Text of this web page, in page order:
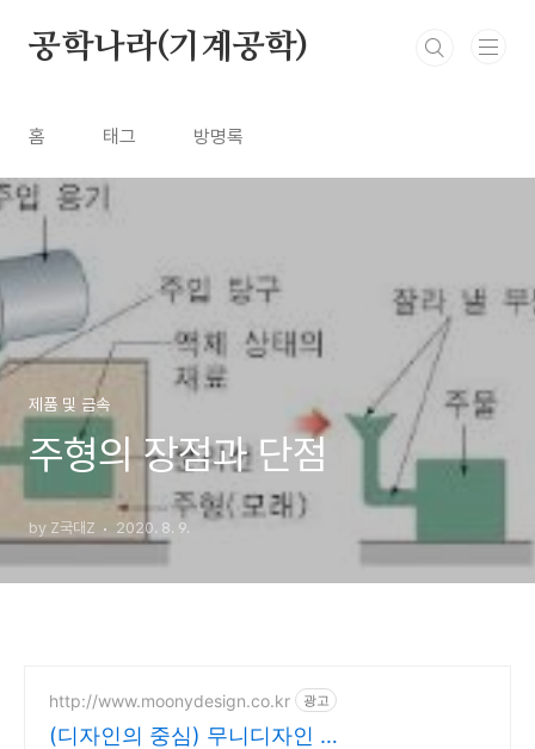
공학나라(기계공학)
홈 태그 방명록
제품 및 금속
주형의 장점과 단점
by Z국대Z 2020. 8. 9.
http://www.moonydesign.co.kr 광고
(디자인의 중심) 무니디자인 국